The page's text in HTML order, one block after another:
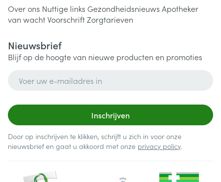
Over ons Nuttige links Gezondheidsnieuws Apotheker
van wachtVoorschriftZorgtarieven
Nieuwsbrief
Blijf op de hoogte van nieuwe producten en promoties
Inschrijven
Door op inschrijven te klikken, schrijft u zich in voor onze
nieuwsbrief en gaat u akkoord met onze privacy policy.